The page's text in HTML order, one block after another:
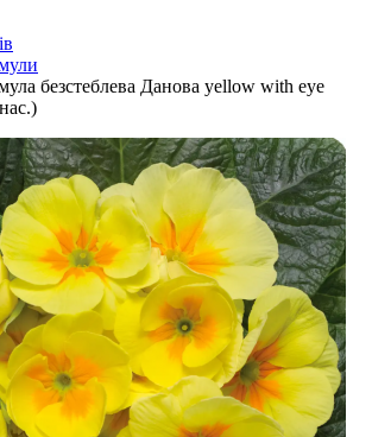
безстеблева Данова yellow with eye